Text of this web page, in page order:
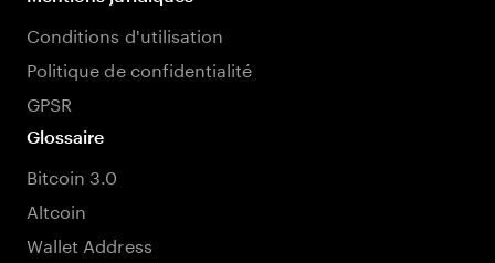
Conditions d'utilisation
Politique de confidentialité
GPSR
Glossaire
Bitcoin 3.0
Altcoin
Wallet Address